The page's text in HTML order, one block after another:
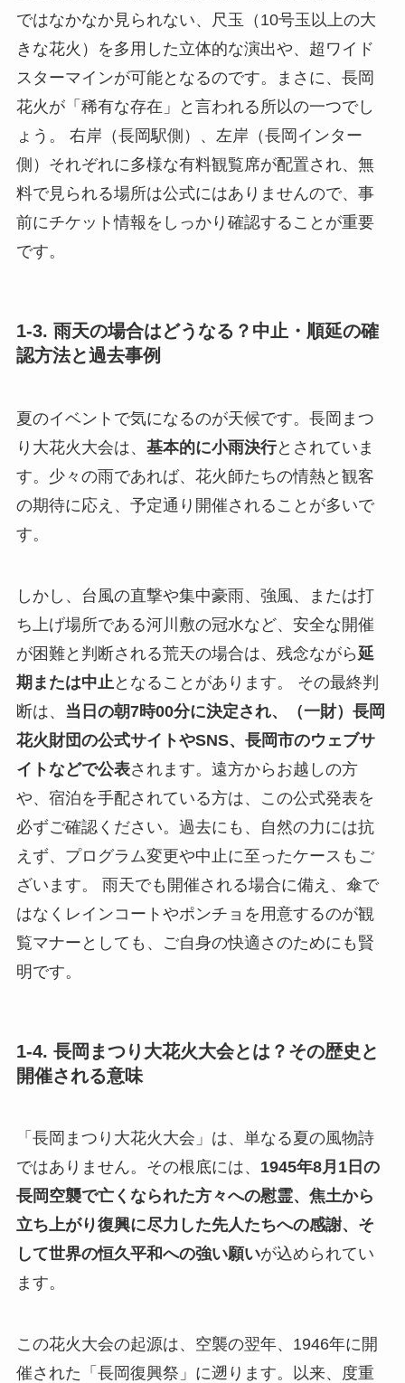
ではなかなか見られない、尺玉（10号玉以上の大
きな花火）を多用した立体的な演出や、超ワイド
スターマインが可能となるのです。まさに、長岡
花火が「稀有な存在」と言われる所以の一つでし
ょう。 右岸（長岡駅側）、左岸（長岡インター
側）それぞれに多様な有料観覧席が配置され、無
料で見られる場所は公式にはありませんので、事
前にチケット情報をしっかり確認することが重要
です。
1-3. 雨天の場合はどうなる？中止・順延の確
認方法と過去事例
夏のイベントで気になるのが天候です。長岡まつ
り大花火大会は、 基本的に小雨決行とされていま
す。少々の雨であれば、花火師たちの情熱と観客
の期待に応え、予定通り開催されることが多いで
す。
しかし、台風の直撃や集中豪雨、強風、または打
ち上げ場所である河川敷の冠水など、安全な開催
が困難と判断される荒天の場合は、残念ながら延
期または中止 となることがあります。 その最終判
断は、 当日の朝7時00分に決定され、（一財）長岡
花火財団の公式サイトやSNS、長岡市のウェブサ
イトなどで公表されます。遠方からお越しの方
や、宿泊を手配されている方は、この公式発表を
必ずご確認ください。過去にも、自然の力には抗
えず、プログラム変更や中止に至ったケースもご
ざいます。 雨天でも開催される場合に備え、傘で
はなくレインコートやポンチョを用意するのが観
覧マナーとしても、ご自身の快適さのためにも賢
明です。
1-4. 長岡まつり大花火大会とは？その歴史と
開催される意味
「長岡まつり大花火大会」は、単なる夏の風物詩
ではありません。その根底には、 1945年8月1日の
長岡空襲で亡くなられた方々への慰霊、焦土から
立ち上がり復興に尽力した先人たちへの感謝、そ
して世界の恒久平和への強い願いが込められてい
ます。
この花火大会の起源は、空襲の翌年、1946年に開
催された「長岡復興祭」に遡ります。以来、度重